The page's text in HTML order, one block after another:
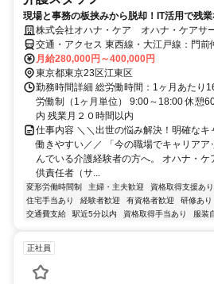
現場と事務の板挟みから脱却！IT活用で残
株式会社オハナ・ケア オハナ・ケアサ
交通・アクセス 東西線・大江戸線：門前
近）、京葉線：越中島駅～徒歩すぐ（駅
月給280,000円～400,000円
東京都東京23区江東区
勤務時間詳細 総労働時間：1ヶ月あたり
労働制（1ヶ月単位） 9:00～18:00 休憩
内 残業月２０時間以内
仕事内容 ＼＼出世の悩み解決！明確な
働きやすい／／ 「今の職場でキャリア
んでいる介護経験者の方へ。 オハナ・
供責任者（サ...
変形労働時間制 主婦・主夫歓迎 資格取得支援あり
住宅手当あり
経験者歓迎 有資格者歓迎 研修あり
交通費支給
駅近5分以内 資格取得手当あり 服装
正社員